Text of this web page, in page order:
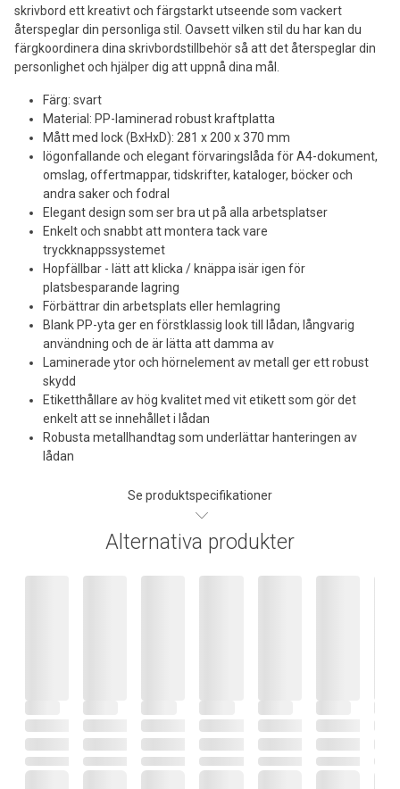
skrivbord ett kreativt och färgstarkt utseende som vackert
återspeglar din personliga stil. Oavsett vilken stil du har kan du
färgkoordinera dina skrivbordstillbehör så att det återspeglar din
personlighet och hjälper dig att uppnå dina mål.
Färg: svart
Material: PP-laminerad robust kraftplatta
Mått med lock (BxHxD): 281 x 200 x 370 mm
Iögonfallande och elegant förvaringslåda för A4-dokument,
omslag, offertmappar, tidskrifter, kataloger, böcker och
andra saker och fodral
Elegant design som ser bra ut på alla arbetsplatser
Enkelt och snabbt att montera tack vare
tryckknappssystemet
Hopfällbar - lätt att klicka / knäppa isär igen för
platsbesparande lagring
Förbättrar din arbetsplats eller hemlagring
Blank PP-yta ger en förstklassig look till lådan, långvarig
användning och de är lätta att damma av
Laminerade ytor och hörnelement av metall ger ett robust
skydd
Etiketthållare av hög kvalitet med vit etikett som gör det
enkelt att se innehållet i lådan
Robusta metallhandtag som underlättar hanteringen av
lådan
Se produktspecifikationer
Alternativa produkter